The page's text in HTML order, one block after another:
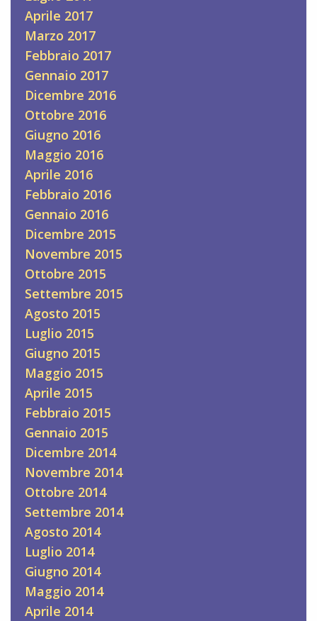
Aprile 2017
Marzo 2017
Febbraio 2017
Gennaio 2017
Dicembre 2016
Ottobre 2016
Giugno 2016
Maggio 2016
Aprile 2016
Febbraio 2016
Gennaio 2016
Dicembre 2015
Novembre 2015
Ottobre 2015
Settembre 2015
Agosto 2015
Luglio 2015
Giugno 2015
Maggio 2015
Aprile 2015
Febbraio 2015
Gennaio 2015
Dicembre 2014
Novembre 2014
Ottobre 2014
Settembre 2014
Agosto 2014
Luglio 2014
Giugno 2014
Maggio 2014
Aprile 2014